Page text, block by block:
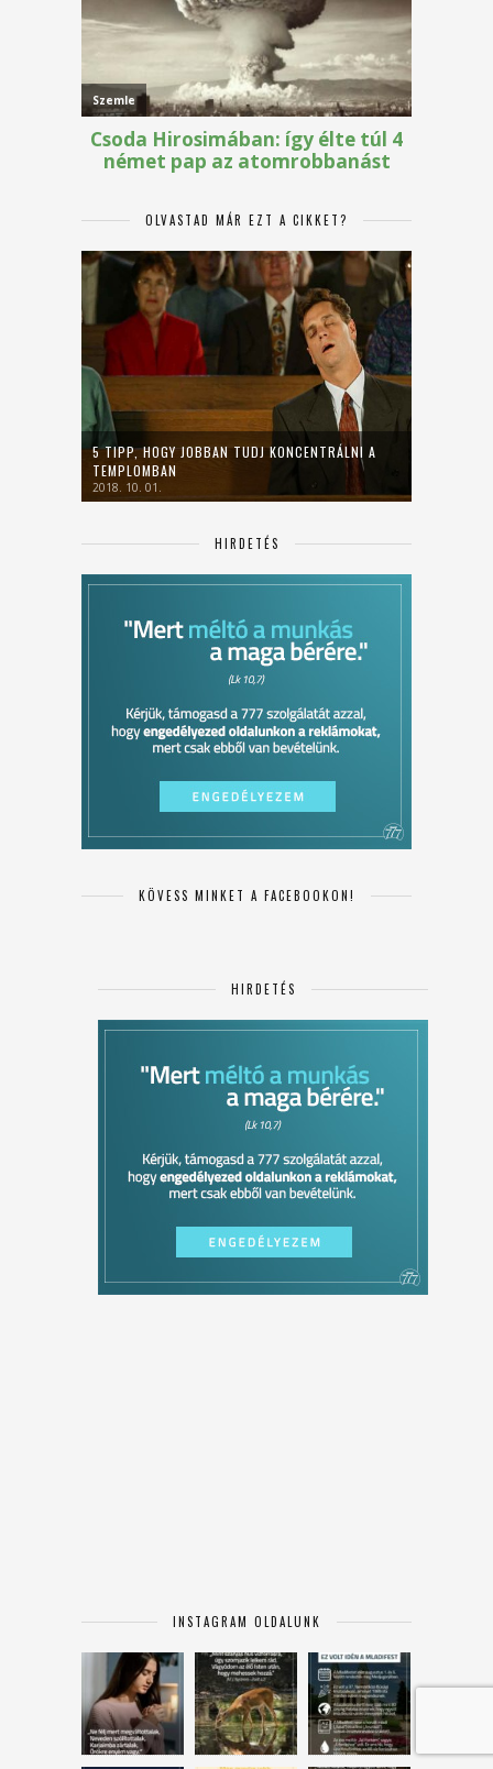
OLVASTAD MÁR EZT A CIKKET?
5 TIPP, HOGY JOBBAN TUDJ KONCENTRÁLNI A
TEMPLOMBAN
2018. 10. 01.
HIRDETÉS
KÖVESS MINKET A FACEBOOKON!
HIRDETÉS
INSTAGRAM OLDALUNK